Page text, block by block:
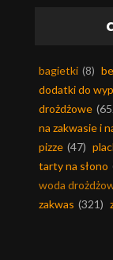
bagietki (8)
dodatki do
drożdżowe
na zakwasie i
pizze (47)
tarty na słono
woda
zakwas (321)